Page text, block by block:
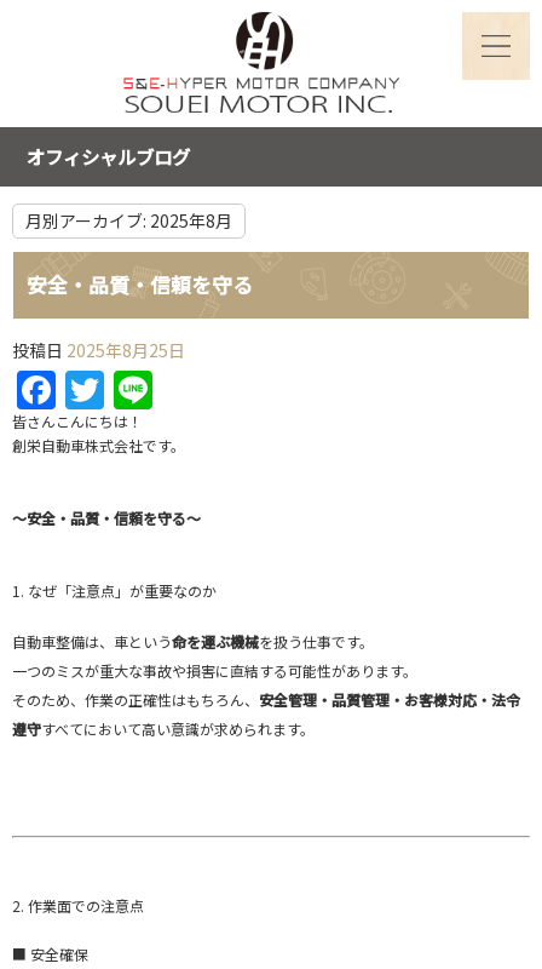
オフィシャルブログ
月別アーカイブ: 2025年8月
安全・品質・信頼を守る
投稿日 2025年8月25日
Facebook
Twitter
皆さんこんにちは！
創栄自動車株式会社です。
～安全・品質・信頼を守る～
1. なぜ「注意点」が重要なのか
自動車整備は、車という命を運ぶ機械を扱う仕事です。
一つのミスが重大な事故や損害に直結する可能性があります。
そのため、作業の正確性はもちろん、 安全管理・品質管理・お客様対応・法令
遵守すべてにおいて高い意識が求められます。
2. 作業面での注意点
■ 安全確保